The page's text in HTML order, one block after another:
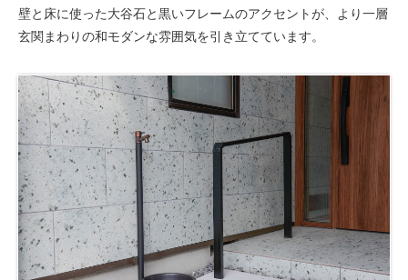
壁と床に使った大谷石と黒いフレームのアクセントが、より一層
玄関まわりの和モダンな雰囲気を引き立てています。